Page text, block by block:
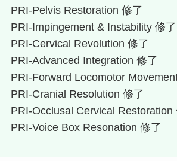
PRI-Pelvis Restoration 修了
PRI-Impingement & Instability 修了
PRI-Cervical Revolution 修了
PRI-Advanced Integration 修了
PRI-Forward Locomotor
PRI-Cranial Resolution 修了
PRI-Occlusal Cervical Restoration
PRI-Voice Box Resonation 修了